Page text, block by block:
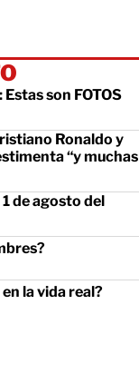
son FOTOS
Ronaldo y
“y muchas
de agosto del
la vida real?